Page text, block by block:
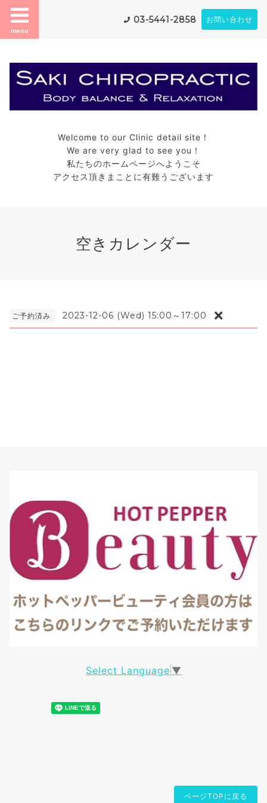
menu
03-5441-2858 お問い合わせ
Welcome to our Clinic detail site！
We are very glad to see you！
私たちのホームページへようこそ
アクセス頂きまことに有難うございます
空きカレンダー
ご予約済み 2023-12-06 (Wed) 15:00～17:00 ❌
Select Language ▼
ページTOPに戻る